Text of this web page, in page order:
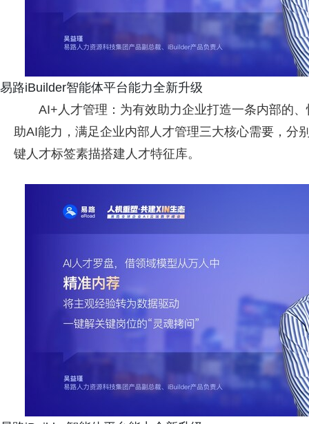
易路iBuilder智能体平台能力全新升级
AI+人才管理：为有效助力企业打造一条内部的
助AI能力，满足企业内部人才管理三大核心需要，分
键人才标签素描搭建人才特征库。